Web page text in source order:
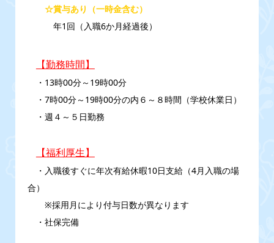
☆賞与あり（一時金含む）
年1回（入職6か月経過後）
【勤務時間】
・13時00分～19時00分
・7時00分～19時00分の内６～８時間（学校休業日）
・週４～５日勤務
【福利厚生】
・入職後すぐに年次有給休暇10日支給（4月入職の場
合）
※採用月により付与日数が異なります
・社保完備